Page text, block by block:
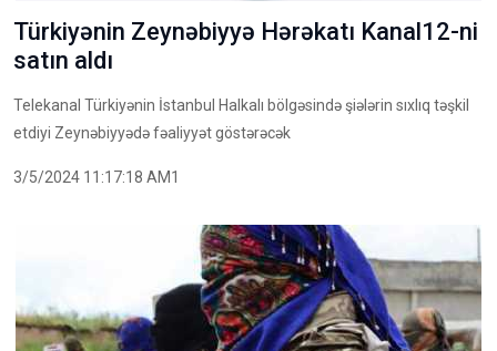
Türkiyənin Zeynəbiyyə Hərəkatı Kanal12-ni
satın aldı
Telekanal Türkiyənin İstanbul Halkalı bölgəsində şiələrin sıxlıq təşkil
etdiyi Zeynəbiyyədə fəaliyyət göstərəcək
3/5/2024 11:17:18 AM1